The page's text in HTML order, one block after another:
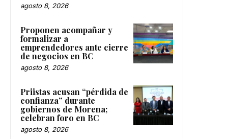
agosto 8, 2026
Proponen acompañar y
formalizar a
emprendedores ante cierre
de negocios en BC
agosto 8, 2026
Priistas acusan “pérdida de
confianza” durante
gobiernos de Morena;
celebran foro en BC
agosto 8, 2026